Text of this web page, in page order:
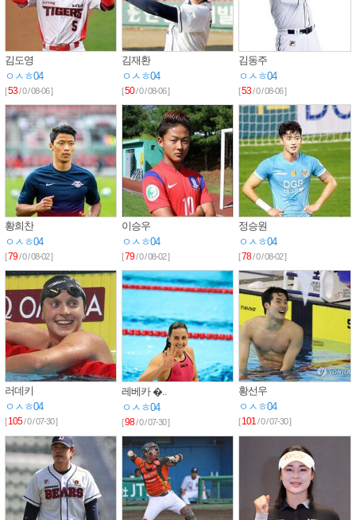
김도영
ㅇㅅㅎ04
[53/ 0 / 08-06 ]
김재환
ㅇㅅㅎ04
[50/ 0 / 08-06 ]
김동주
ㅇㅅㅎ04
[53/ 0 / 08-06 ]
황희찬
ㅇㅅㅎ04
[79/ 0 / 08-02 ]
이승우
ㅇㅅㅎ04
[79/ 0 / 08-02 ]
정승원
ㅇㅅㅎ04
[78/ 0 / 08-02 ]
러데키
ㅇㅅㅎ04
[105/ 0 / 07-30 ]
레베카 �..
ㅇㅅㅎ04
[98/ 0 / 07-30 ]
황선우
ㅇㅅㅎ04
[101 / 0 / 07-30 ]